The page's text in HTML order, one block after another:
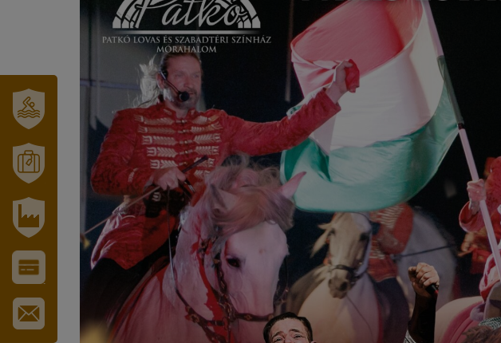
ERZSÉBET
GYÓGYFÜRDŐ
MÓRAHALOM
TURISZTIKA
PARK
ÉS
TURISZTIKAI
KÁRTYA
IRATKOZZON